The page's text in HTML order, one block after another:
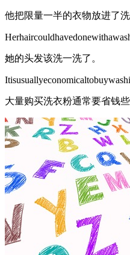
他把限量一半的衣物放进了洗
她的头发该洗一洗了。
大量购买洗衣粉通常要省钱些